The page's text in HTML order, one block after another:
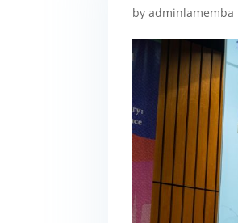
byadminlamemba